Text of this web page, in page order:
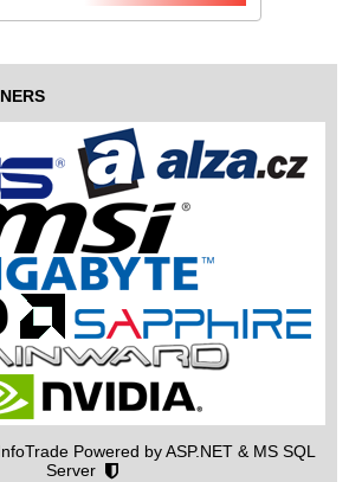
Powered by ASP.NET & MS SQL
Server